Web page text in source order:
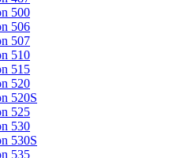
500
506
507
510
515
520
520S
525
530
530S
535